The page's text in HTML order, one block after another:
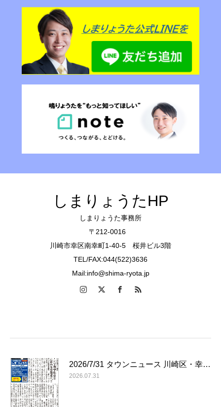
しまりょうたHP
しまりょうた事務所
〒212-0016
川崎市幸区南幸町1-40-5 桜井ビル3階
TEL/FAX:044(522)3636
Mail:info@shima-ryota.jp
2026/7/31 タウンニュース 川崎区・幸…
2026.07.31